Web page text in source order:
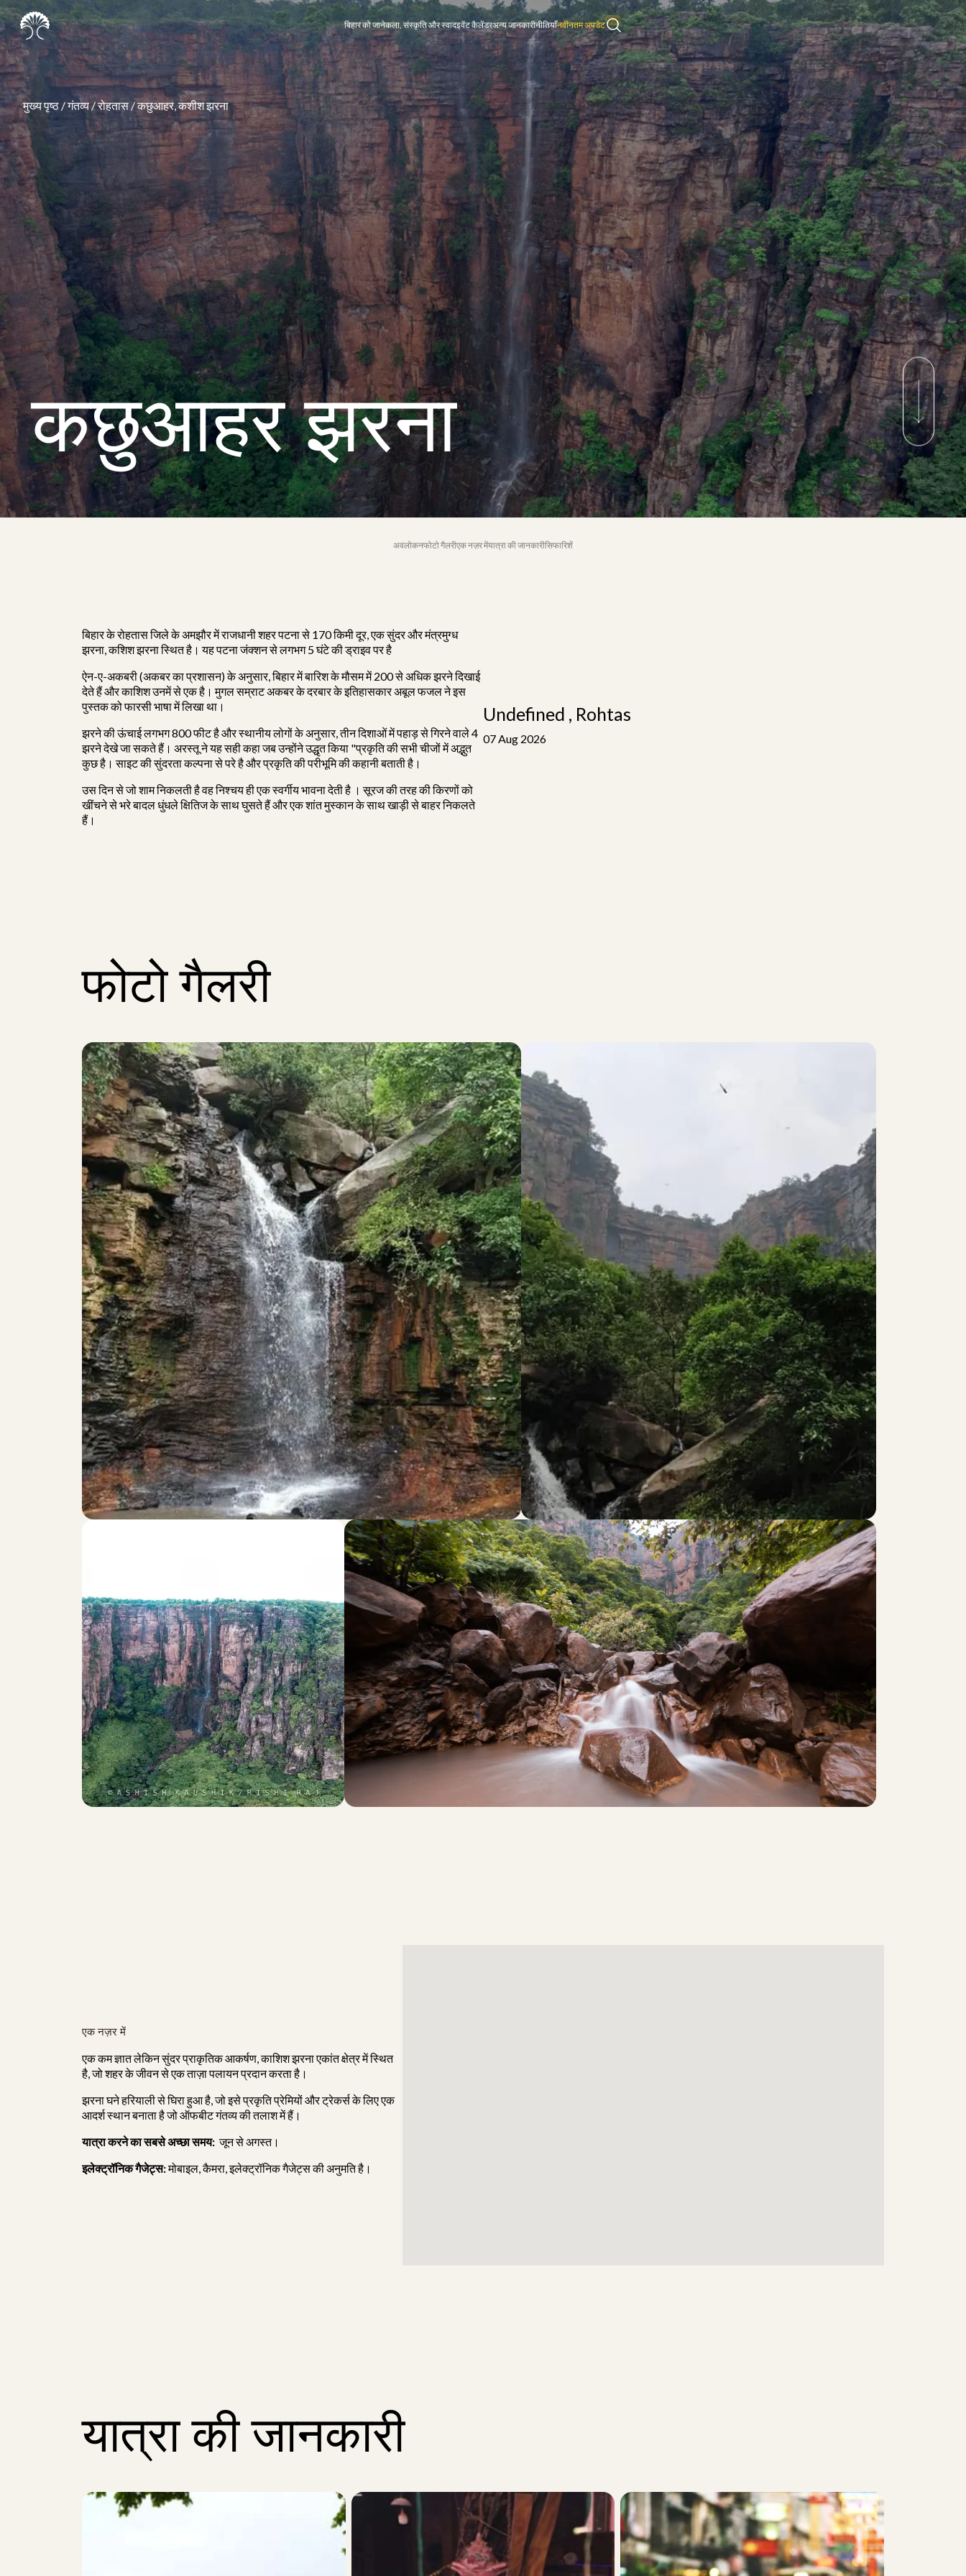
बिहार को जानेकला, संस्कृति और स्वादइवेंट कैलेंडरअन्य जानकारीनीतियाँनवीनतम अपडेट
कछुआहर झरना
मुख्य पृष्ठ /गंतव्य/रोहतास /कछुआहर, कशीश झरना
अवलोकनफोटो गैलरीएक नज़र मेंयात्रा की जानकारीसिफारिशें
बिहार के रोहतास जिले के अमझौर में राजधानी शहर पटना से 170 किमी दूर, एक सुंदर और मंत्रमुग्ध
झरना, कशिश झरना स्थित है। यह पटना जंक्शन से लगभग 5 घंटे की ड्राइव पर है
ऐन-ए-अकबरी (अकबर का प्रशासन) के अनुसार, बिहार में बारिश के मौसम में 200 से अधिक झरने दिखाई
देते हैं और काशिश उनमें से एक है। मुगल सम्राट अकबर के दरबार के इतिहासकार अबूल फजल ने इस
पुस्तक को फारसी भाषा में लिखा था।
झरने की ऊंचाई लगभग 800 फीट है और स्थानीय लोगों के अनुसार, तीन दिशाओं में पहाड़ से गिरने वाले 4
झरने देखे जा सकते हैं। अरस्तू ने यह सही कहा जब उन्होंने उद्धृत किया "प्रकृति की सभी चीजों में अद्भुत
कुछ है। साइट की सुंदरता कल्पना से परे है और प्रकृति की परीभूमि की कहानी बताती है।
उस दिन से जो शाम निकलती है वह निश्‍चय ही एक स्वर्गीय भावना देती है । सूरज की तरह की किरणों को
खींचने से भरे बादल धुंधले क्षितिज के साथ घुसते हैं और एक शांत मुस्कान के साथ खाड़ी से बाहर निकलते
हैं।
Undefined , Rohtas
07 Aug 2026
फोटो गैलरी
एक नज़र में
एक कम ज्ञात लेकिन सुंदर प्राकृतिक आकर्षण, काशिश झरना एकांत क्षेत्र में स्थित
है, जो शहर के जीवन से एक ताज़ा पलायन प्रदान करता है।
झरना घने हरियाली से घिरा हुआ है, जो इसे प्रकृति प्रेमियों और ट्रेकर्स के लिए एक
आदर्श स्थान बनाता है जो ऑफबीट गंतव्य की तलाश में हैं।
यात्रा करने का सबसे अच्छा समय: जून से अगस्त।
इलेक्ट्रॉनिक गैजेट्स:मोबाइल, कैमरा, इलेक्ट्रॉनिक गैजेट्स की अनुमति है।
यात्रा की जानकारी